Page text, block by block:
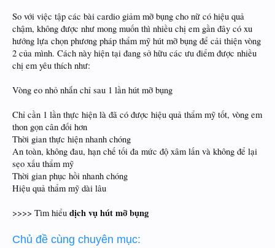
So với việc tập các bài cardio giảm mỡ bụng cho nữ có hiệu quả
chậm, không được như mong muốn thì nhiều chị em gần đây có xu
hướng lựa chọn phương pháp thẩm mỹ hút mỡ bụng để cải thiện vòng
2 của mình. Cách này hiện tại đang sở hữu các ưu điểm được nhiều
chị em yêu thích như:
Vòng eo nhỏ nhắn chỉ sau 1 lần hút mỡ bụng
Chỉ cần 1 lần thực hiện là đã có được hiệu quả thẩm mỹ tốt, vòng em
thon gọn cân đối hơn
Thời gian thực hiện nhanh chóng
An toàn, không đau, hạn chế tối đa mức độ xâm lấn và không để lại
sẹo xấu thẩm mỹ
Thời gian phục hồi nhanh chóng
Hiệu quả thẩm mỹ dài lâu
>>>> Tìm hiểu dịch vụ hút mỡ bụng
Chủ đề cùng chuyên mục: